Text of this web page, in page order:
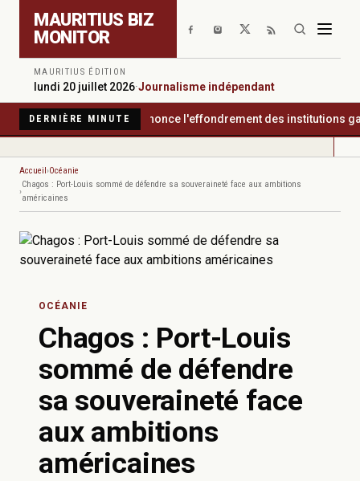
MAURITIUS BIZ
MONITOR
MAURITIUS ÉDITION
lundi 20 juillet 2026·Journalisme indépendant
DERNIÈRE MINUTE
International dénonce l'effondrement des institutions
Accueil Océanie
Chagos : Port-Louis sommé de défendre sa souveraineté face aux ambitions
américaines
OCÉANIE
Chagos : Port-Louis
sommé de défendre
sa souveraineté face
aux ambitions
américaines